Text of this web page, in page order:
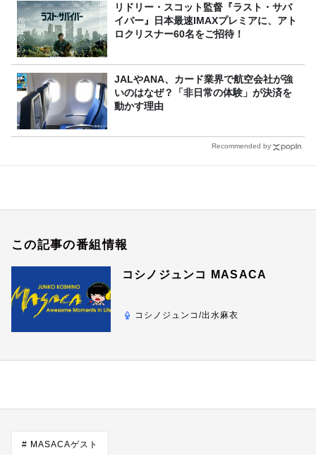
リドリー・スコット監督『ラスト・サバ
イバー』日本最速IMAXプレミアに、アト
ロクリスナー60名をご招待！
JALやANA、カード業界で航空会社が強
いのはなぜ？「非日常の体験」が決済を
動かす理由
Recommended by
この記事の番組情報
コシノジュンコ MASACA
コシノジュンコ/出水麻衣
# MASACAゲスト